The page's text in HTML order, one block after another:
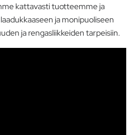
kattavasti tuotteemme ja
ja monipuoliseen
ja rengasliikkeiden tarpeisiin.